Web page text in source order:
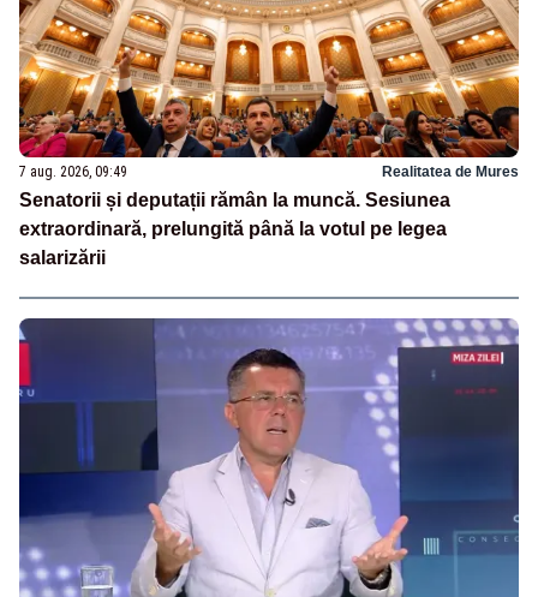
7 aug. 2026, 09:49 Realitatea de Mures
Senatorii și deputații rămân la muncă. Sesiunea
extraordinară, prelungită până la votul pe legea
salarizării